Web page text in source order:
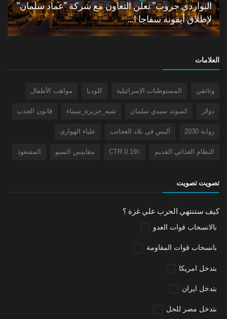
البواردي جروب" تعلن التعاون مع شركة "عماد سلمان"
لإطلاق أيقونة سفاجا ا...
العلامات
وثائقي المستوطنات الإسرائيلية كلوديا مواهب الأطفال
دولار كمبوند سيدي سلمان شبه_جزيرة_سيناء قانون الجذب
رواية 2030 أليس في بلاد العجائب علياء الهوارى
النظام الغذائي القديم CTR 0.19٪ مقاييس السيو المشعوذ
تصويت تصويت
كيف ستنتهي الحرب علي غزة ؟
بالانسحاب قوات العدو
بانسحاب قوات المقاومة
بتدخل امريكا
بتدخل ايران
بتدخل مصر للحل